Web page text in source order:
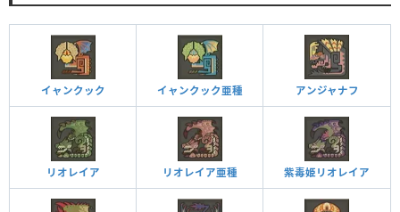
イャンクック イャンクック亜種 アンジャナフ
リオレイア リオレイア亜種 紫毒姫リオレイア